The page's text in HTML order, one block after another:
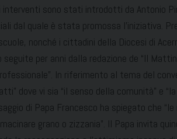
interventi sono stati introdotti da Antonio
dal quale è stata promossa l’iniziativa.
nonché i cittadini della Diocesi di
per anni dalla redazione de “Il
In riferimento al tema del
dove vi sia “il senso della comunità” e “la
di Papa Francesco ha spiegato che
grano o zizzania”. Il Papa invita